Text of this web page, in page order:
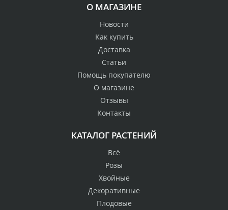
О МАГАЗИНЕ
Новости
Как купить
Доставка
Статьи
Помощь покупателю
О магазине
Отзывы
Контакты
КАТАЛОГ РАСТЕНИЙ
Всё
Розы
Хвойные
Декоративные
Плодовые